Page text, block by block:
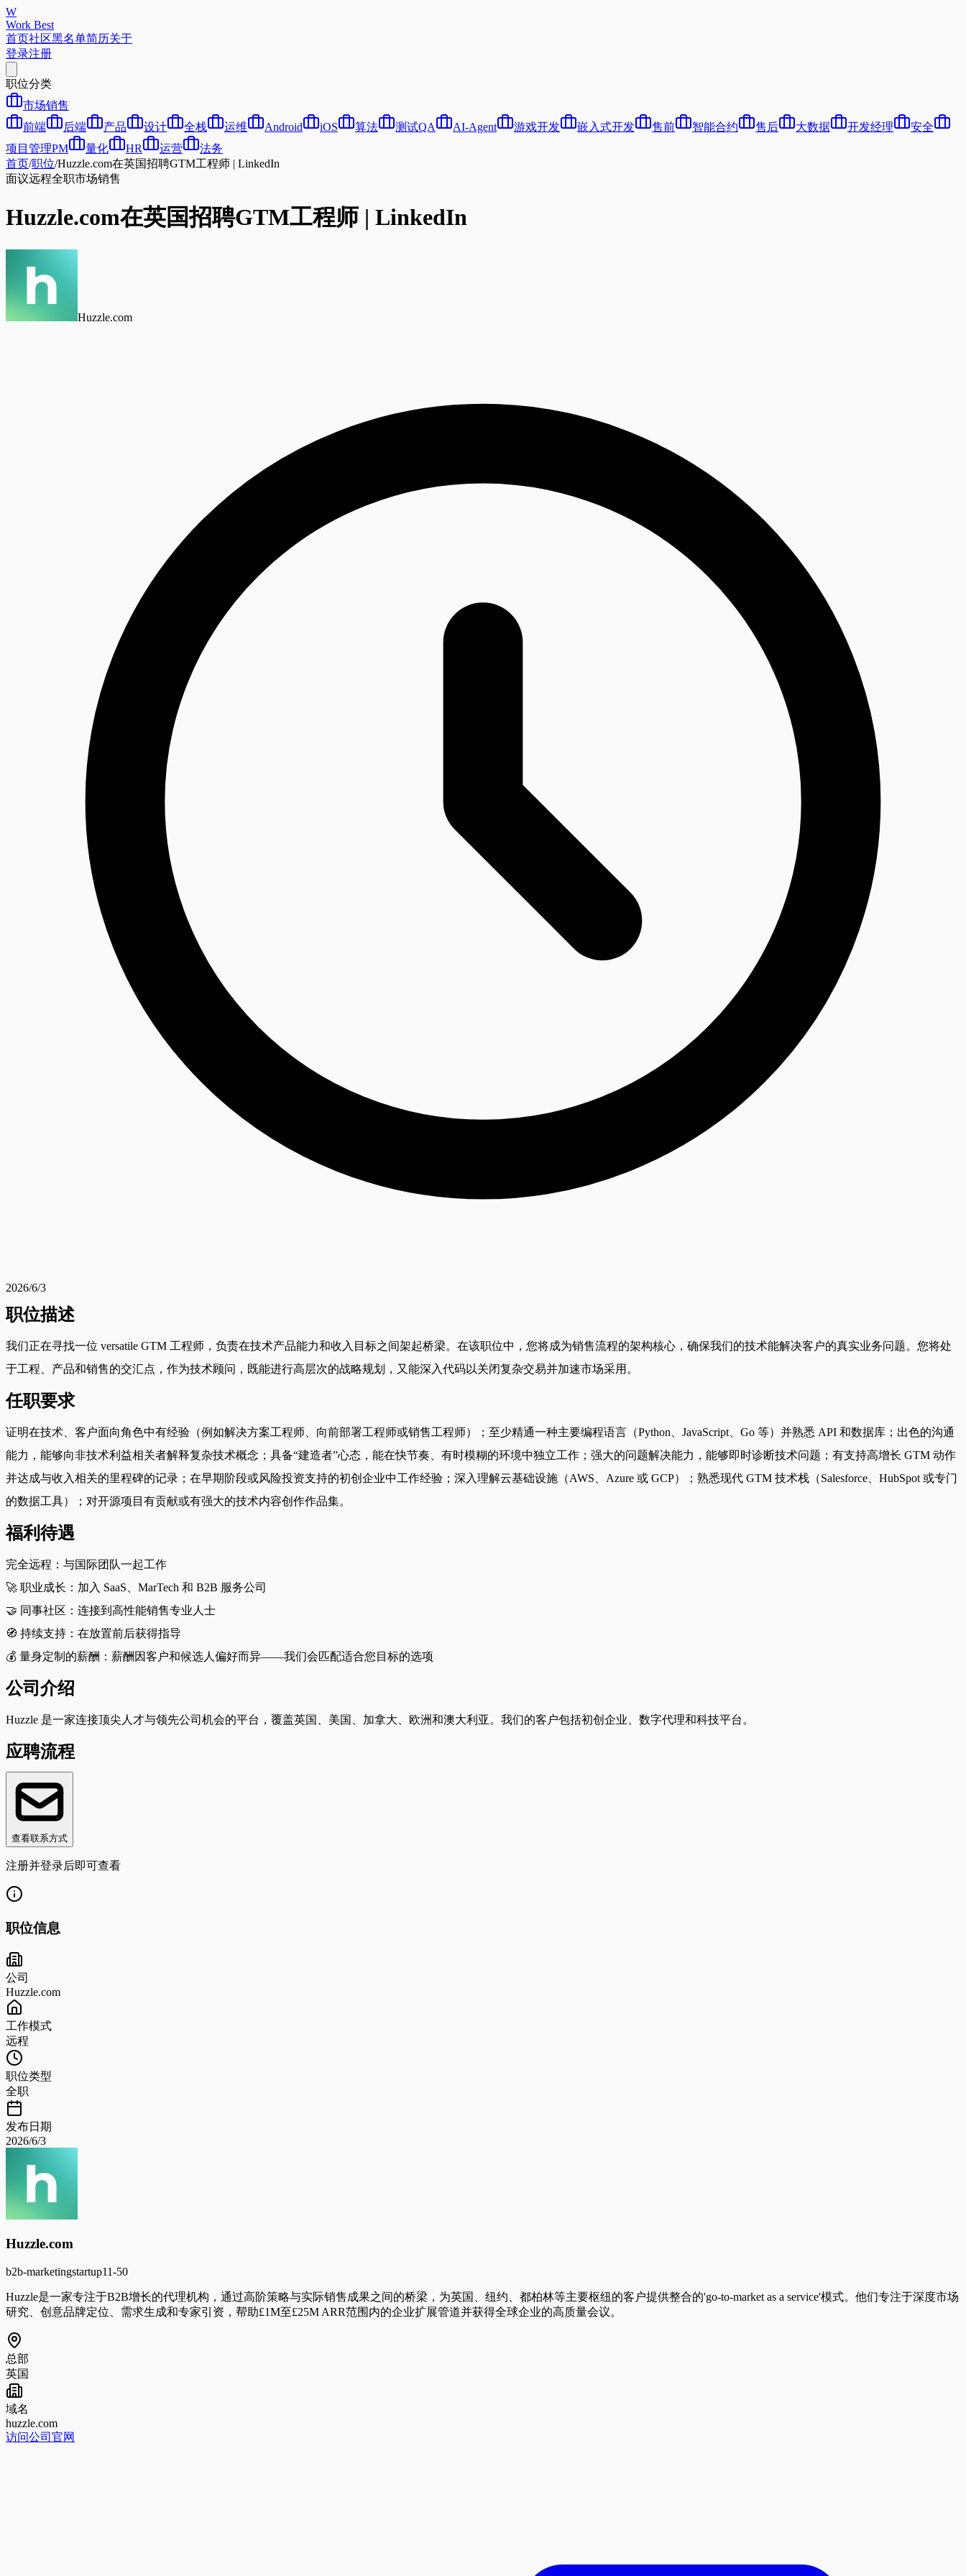
W
Work Best
首页社区黑名单简历关于
登录注册
职位分类
市场销售
前端
后端 产品 设计 全栈 运维 Android iOS 算法 测试QA AI-Agent 游戏开发 嵌入式开发 售前 智能合约 售后 大数据 开发经理
安全
项目管理PM
量化 HR 运营
法务
首页/职位/Huzzle.com在英国招聘GTM工程师 | LinkedIn
面议远程全职市场销售
Huzzle.com在英国招聘GTM工程师 | LinkedIn
Huzzle.com
2026/6/3
职位描述
我们正在寻找一位 versatile GTM 工程师，负责在技术产品能力和收入目标之间架起桥梁。在该职位中，您将成为销售流程的架构核心，确保我们的技术能解决客户的真实业务问题。您将处
于工程、产品和销售的交汇点，作为技术顾问，既能进行高层次的战略规划，又能深入代码以关闭复杂交易并加速市场采用。
任职要求
证明在技术、客户面向角色中有经验（例如解决方案工程师、向前部署工程师或销售工程师）；至少精通一种主要编程语言（Python、JavaScript、Go 等）并熟悉 API 和数据库；出色的沟通
能力，能够向非技术利益相关者解释复杂技术概念；具备“建造者”心态，能在快节奏、有时模糊的环境中独立工作；强大的问题解决能力，能够即时诊断技术问题；有支持高增长 GTM 动作
并达成与收入相关的里程碑的记录；在早期阶段或风险投资支持的初创企业中工作经验；深入理解云基础设施（AWS、Azure 或 GCP）；熟悉现代 GTM 技术栈（Salesforce、HubSpot 或专门
的数据工具）；对开源项目有贡献或有强大的技术内容创作作品集。
福利待遇
完全远程：与国际团队一起工作
🚀 职业成长：加入 SaaS、MarTech 和 B2B 服务公司
🤝 同事社区：连接到高性能销售专业人士
🧭 持续支持：在放置前后获得指导
💰 量身定制的薪酬：薪酬因客户和候选人偏好而异——我们会匹配适合您目标的选项
公司介绍
Huzzle 是一家连接顶尖人才与领先公司机会的平台，覆盖英国、美国、加拿大、欧洲和澳大利亚。我们的客户包括初创企业、数字代理和科技平台。
应聘流程
查看联系方式
注册并登录后即可查看
职位信息
公司
Huzzle.com
工作模式
远程
职位类型
全职
发布日期
2026/6/3
Huzzle.com
b2b-marketingstartup11-50
Huzzle是一家专注于B2B增长的代理机构，通过高阶策略与实际销售成果之间的桥梁，为英国、纽约、都柏林等主要枢纽的客户提供整合的'go-to-market as a service'模式。他们专注于深度市场
研究、创意品牌定位、需求生成和专家引资，帮助£1M至£25M ARR范围内的企业扩展管道并获得全球企业的高质量会议。
总部
英国
域名
huzzle.com
访问公司官网